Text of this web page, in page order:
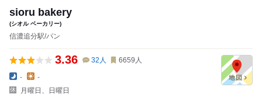
sioru bakery
(シオル ベーカリー)
信濃追分駅/パン
3.36 32 人 6659 人
-
-
月曜日、日曜日